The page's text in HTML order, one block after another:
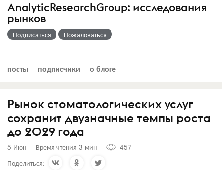
AnalyticResearchGroup: исследования
рынков
Подписаться Пожаловаться
посты подписчики о блоге
Рынок стоматологических услуг
сохранит двузначные темпы роста
до 2029 года
5 Июн Время чтения 3 мин
457
Поделиться: